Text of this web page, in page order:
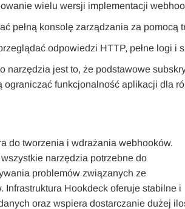
wielu wersji implementacji
pełną konsolę zarządzania za pomocą
odpowiedzi HTTP, pełne logi i
narzędzia jest to, że podstawowe
ograniczać funkcjonalność aplikacji dla
do tworzenia i wdrażania webhooków.
narzędzia potrzebne do
problemów związanych ze
Infrastruktura Hookdeck oferuje stabilne i
oraz wspiera dostarczanie dużej